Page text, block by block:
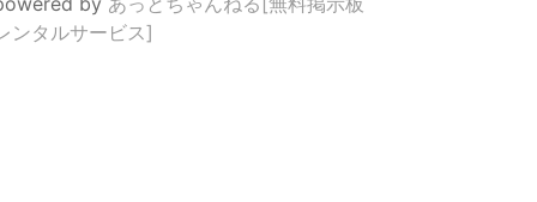
ンタルサービス]